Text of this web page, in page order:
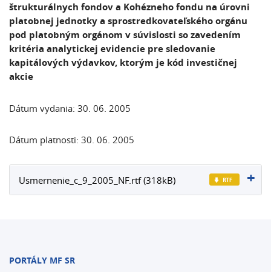
štrukturálnych fondov a Kohézneho fondu na úrovni
platobnej jednotky a sprostredkovateľského orgánu
pod platobným orgánom v súvislosti so zavedením
kritéria analytickej evidencie pre sledovanie
kapitálových výdavkov, ktorým je kód investičnej
akcie
Dátum vydania: 30. 06. 2005
Dátum platnosti: 30. 06. 2005
Usmernenie_c_9_2005_NF.rtf (318kB)
PORTÁLY MF SR